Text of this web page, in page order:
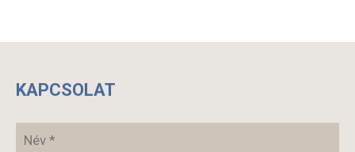
KAPCSOLAT